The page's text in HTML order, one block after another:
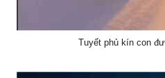
Tuyết phủ kín con